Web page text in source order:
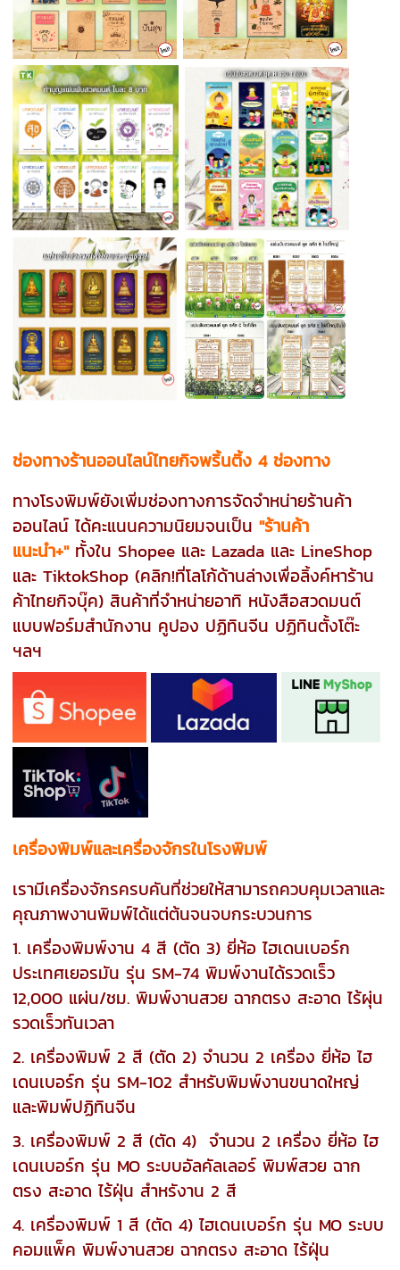
ช่องทางร้านออนไลน์ไทยกิจพริ้นติ้ง 4 ช่องทาง
ทางโรงพิมพ์ยังเพิ่มช่องทางการจัดจำหน่ายร้านค้า
ออนไลน์ ได้คะแนนความนิยมจนเป็น"ร้านค้า
แนะนำ+" ทั้งใน Shopee และ Lazada และ LineShop
และ TiktokShop (คลิก!ที่โลโก้ด้านล่างเพื่อลิ้งค์หาร้าน
ค้าไทยกิจบุ๊ค) สินค้าที่จำหน่ายอาทิ หนังสือสวดมนต์
แบบฟอร์มสำนักงาน คูปอง ปฏิทินจีน ปฏิทินตั้งโต๊ะ
ฯลฯ
เครื่องพิมพ์และเครื่องจักรในโรงพิมพ์
เรามีเครื่องจักรครบคันที่ช่วยให้สามารถควบคุมเวลาและ
คุณภาพงานพิมพ์ได้แต่ต้นจนจบกระบวนการ
1. เครื่องพิมพ์งาน 4 สี (ตัด 3) ยี่ห้อ ไฮเดนเบอร์ก
ประเทศเยอรมัน รุ่น SM-74 พิมพ์งานได้รวดเร็ว
12,000 แผ่น/ชม. พิมพ์งานสวย ฉากตรง สะอาด ไร้ผุ่น
รวดเร็วทันเวลา
2. เครื่องพิมพ์ 2 สี (ตัด 2) จำนวน 2 เครื่อง ยี่ห้อ ไฮ
เดนเบอร์ก รุ่น SM-102 สำหรับพิมพ์งานขนาดใหญ่
และพิมพ์ปฏิทินจีน
3. เครื่องพิมพ์ 2 สี (ตัด 4) จำนวน 2 เครื่อง ยี่ห้อ ไฮ
เดนเบอร์ก รุ่น MO ระบบอัลคัลเลอร์ พิมพ์สวย ฉาก
ตรง สะอาด ไร้ฝุ่น สำหรังาน 2 สี
4. เครื่องพิมพ์ 1 สี (ตัด 4) ไฮเดนเบอร์ก รุ่น MO ระบบ
คอมแพ็ค พิมพ์งานสวย ฉากตรง สะอาด ไร้ฝุ่น